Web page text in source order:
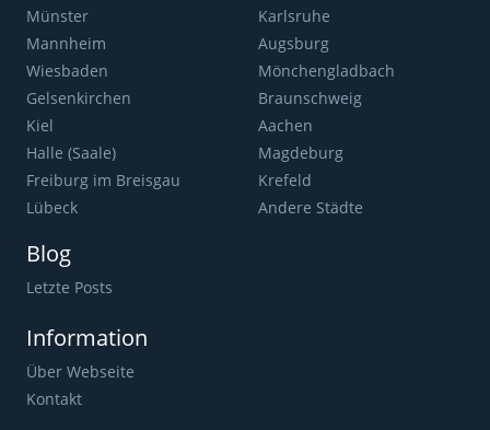
Münster
Karlsruhe
Mannheim
Augsburg
Wiesbaden
Mönchengladbach
Gelsenkirchen
Braunschweig
Kiel
Aachen
Halle (Saale)
Magdeburg
Freiburg im Breisgau
Krefeld
Lübeck
Andere Städte
Blog
Letzte Posts
Information
Über Webseite
Kontakt